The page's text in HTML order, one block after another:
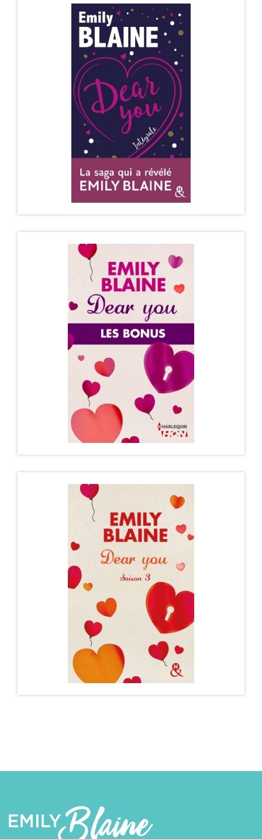
DEAR YOU – EDITION INTÉGRALE
COLLECTOR
Bienvenue au Peninsula, un palace de rêve au cœur
de la ville qui ne dort jamais...…
DÉCOUVRIR
DEAR YOU – LES BONUS
Découvrez l’intégrale des bonus de la saga Dear You
! Bonus 1 : Les carnets d’Andrew…
DÉCOUVRIR
Bienvenue au Peninsula, palace de rêve au cœur de
la ville qui ne dort jamais ***Attention…